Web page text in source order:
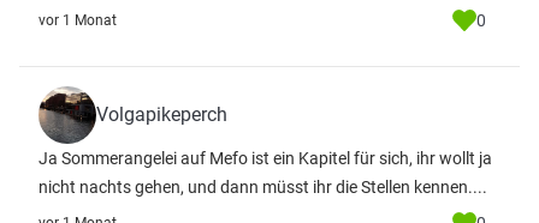
vor 1 Monat 0
Volgapikeperch
Ja Sommerangelei auf Mefo ist ein Kapitel für sich, ihr wollt ja
nicht nachts gehen, und dann müsst ihr die Stellen kennen....